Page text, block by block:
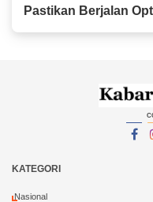
Pastikan Berjalan
KATEGORI
Nasional